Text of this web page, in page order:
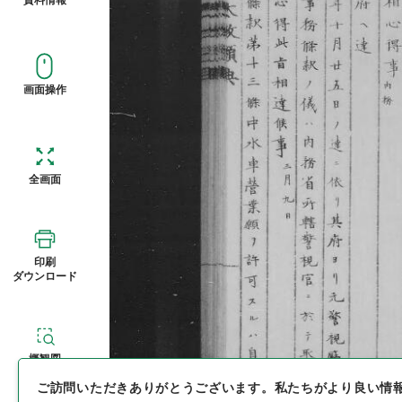
画面操作
全画面
印刷
ダウンロード
概観図
ご訪問いただきありがとうございます。 私たちがより良い情